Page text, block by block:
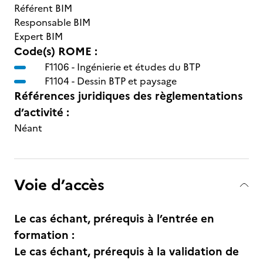
Référent BIM
Responsable BIM
Expert BIM
Code(s) ROME :
F1106 - Ingénierie et études du BTP
F1104 - Dessin BTP et paysage
Références juridiques des règlementations
d’activité :
Néant
Voie d’accès
Le cas échant, prérequis à l’entrée en
formation :
Le cas échant, prérequis à la validation de